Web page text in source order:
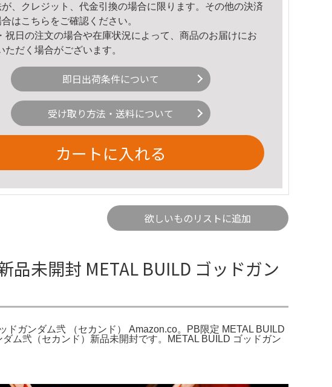
、クレジット、代金引換の場合に限ります。その他の決済
はこちら をご確認ください。
祝日の注文の場合や在庫状況によって、商品のお届けにお
ただく場合がございます。
即日出荷条件について
受け取り方法・送料について
カートに入れる
欲しいものリストに追加
未開封 METAL BUILD ゴッドガン
ガンダム弐 （セカンド） Amazon.co。PB限定 METAL BUILD
ム弐（セカンド）新品未開封です。METAL BUILD ゴッドガン